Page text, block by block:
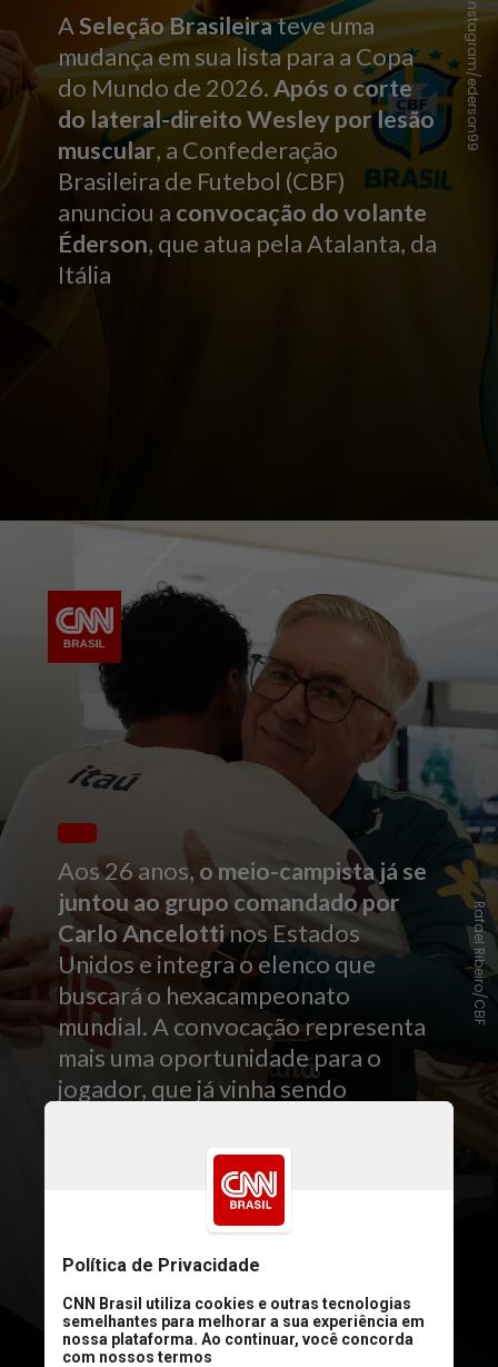
Instagram/ederson99
ASeleção Brasileirateve uma
mudança em sua lista para a Copa
do Mundo de 2026.Após o corte
do lateral-direito Wesley por lesão
muscular, a Confederação
Brasileira de Futebol (CBF)
anunciou a convocação do volante
Éderson, que atua pela Atalanta, da
Itália
Rafael Ribeiro/CBF
Aos 26 anos, o meio-campista já se
juntou ao grupo comandado por
Carlo Ancelottinos Estados
Unidos e integra o elenco que
buscará o hexacampeonato
mundial. A convocação representa
mais uma oportunidade para o
jogador, que já vinha sendo